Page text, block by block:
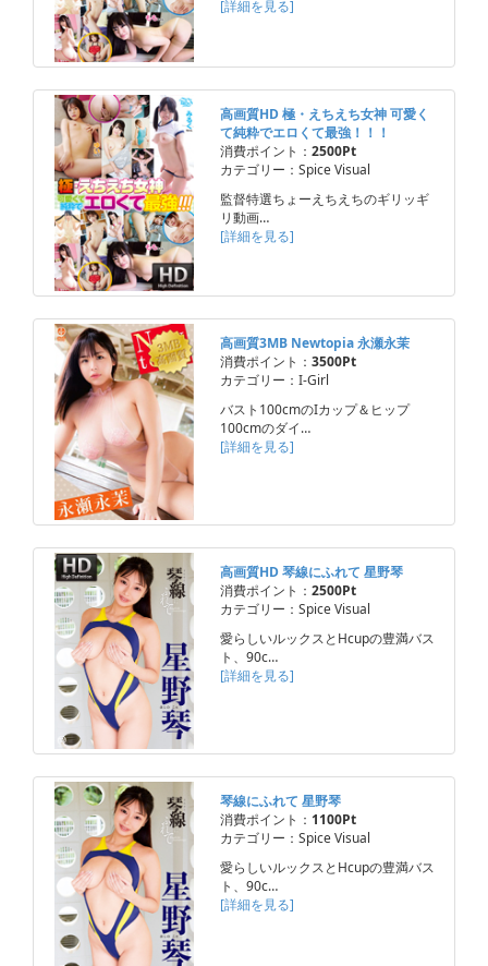
[詳細を見る]
高画質HD 極・えちえち女神 可愛く
て純粋でエロくて最強！！！
消費ポイント： 2500Pt
カテゴリー：Spice Visual
監督特選ちょーえちえちのギリッギ
リ動画…
[詳細を見る]
高画質3MB Newtopia 永瀬永茉
消費ポイント： 3500Pt
カテゴリー：I-Girl
バスト100cmのIカップ＆ヒップ
100cmのダイ…
[詳細を見る]
高画質HD 琴線にふれて 星野琴
消費ポイント： 2500Pt
カテゴリー：Spice Visual
愛らしいルックスとHcupの豊満バス
ト、90c…
[詳細を見る]
琴線にふれて 星野琴
消費ポイント： 1100Pt
カテゴリー：Spice Visual
愛らしいルックスとHcupの豊満バス
ト、90c…
[詳細を見る]